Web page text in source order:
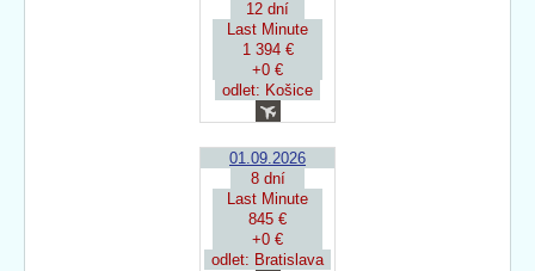
12 dní
Last Minute
1 394 €
+0 €
odlet: Košice
01.09.2026
8 dní
Last Minute
845 €
+0 €
odlet: Bratislava